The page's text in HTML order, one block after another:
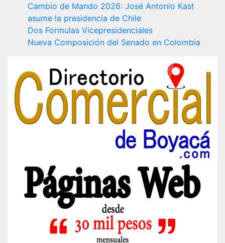
Cambio de Mando 2026: José Antonio Kast
asume la presidencia de Chile
Dos Formulas Vicepresidenciales
Nueva Composición del Senado en Colombia